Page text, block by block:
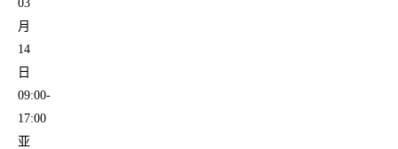
03
月
14
日
09:00-
17:00
亚